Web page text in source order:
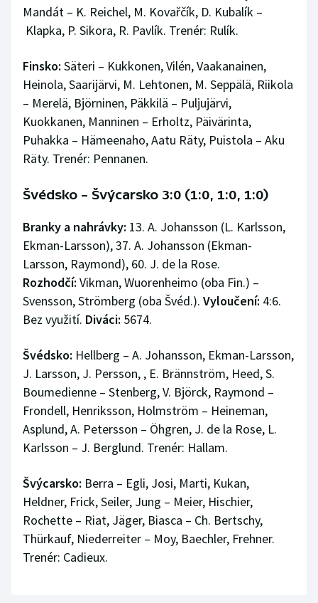
Mandát – K. Reichel, M. Kovařčík, D. Kubalík –
Klapka, P. Sikora, R. Pavlík. Trenér: Rulík.
Finsko: Säteri – Kukkonen, Vilén, Vaakanainen,
Heinola, Saarijärvi, M. Lehtonen, M. Seppälä, Riikola
– Merelä, Björninen, Päkkilä – Puljujärvi,
Kuokkanen, Manninen – Erholtz, Päivärinta,
Puhakka – Hämeenaho, Aatu Räty, Puistola – Aku
Räty. Trenér: Pennanen.
Švédsko – Švýcarsko 3:0 (1:0, 1:0, 1:0)
Branky a nahrávky: 13. A. Johansson (L. Karlsson,
Ekman-Larsson), 37. A. Johansson (Ekman-
Larsson, Raymond), 60. J. de la Rose.
Rozhodčí: Vikman, Wuorenheimo (oba Fin.) –
Svensson, Strömberg (oba Švéd.). Vyloučení: 4:6.
Bez využití. Diváci: 5674.
Švédsko: Hellberg – A. Johansson, Ekman-Larsson,
J. Larsson, J. Persson, , E. Brännström, Heed, S.
Boumedienne – Stenberg, V. Björck, Raymond –
Frondell, Henriksson, Holmström – Heineman,
Asplund, A. Petersson – Öhgren, J. de la Rose, L.
Karlsson – J. Berglund. Trenér: Hallam.
Švýcarsko: Berra – Egli, Josi, Marti, Kukan,
Heldner, Frick, Seiler, Jung – Meier, Hischier,
Rochette – Riat, Jäger, Biasca – Ch. Bertschy,
Thürkauf, Niederreiter – Moy, Baechler, Frehner.
Trenér: Cadieux.